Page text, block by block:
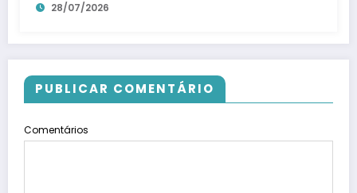
28/07/2026
PUBLICAR COMENTÁRIO
Comentários